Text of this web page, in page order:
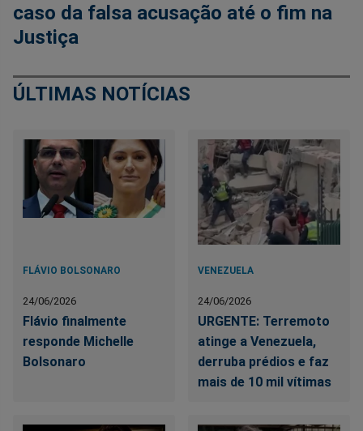
caso da falsa acusação até o fim na
Justiça
ÚLTIMAS NOTÍCIAS
FLÁVIO BOLSONARO
24/06/2026
Flávio finalmente
responde Michelle
Bolsonaro
VENEZUELA
24/06/2026
URGENTE: Terremoto
atinge a Venezuela,
derruba prédios e faz
mais de 10 mil vítimas